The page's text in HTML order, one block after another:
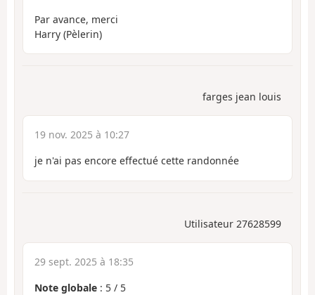
Par avance, merci
Harry (Pèlerin)
farges jean louis
19 nov. 2025 à 10:27
je n'ai pas encore effectué cette randonnée
Utilisateur 27628599
29 sept. 2025 à 18:35
Note globale : 5 / 5